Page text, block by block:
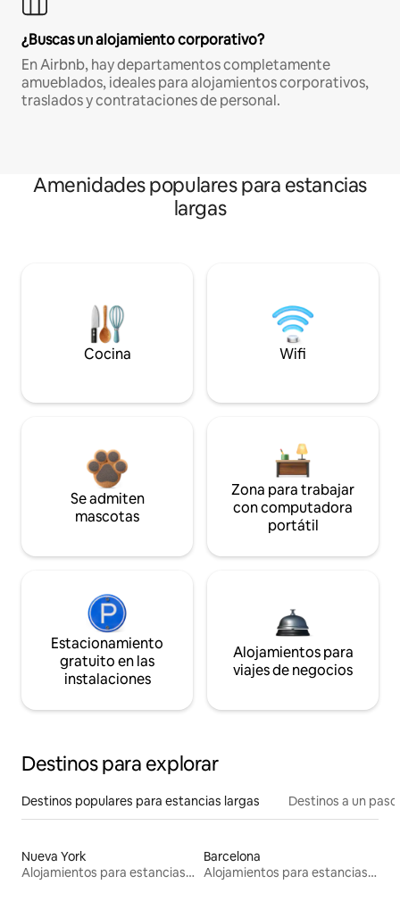
¿Buscas un alojamiento corporativo?
En Airbnb, hay departamentos completamente
amueblados, ideales para alojamientos corporativos,
traslados y contrataciones de personal.
Amenidades populares para estancias
largas
Cocina Wifi
Se admiten
mascotas
Zona para trabajar
con computadora
portátil
Estacionamiento
gratuito en las
instalaciones
Alojamientos para
viajes de negocios
Destinos para explorar
Destinos populares para estancias largas Destinos a un
Nueva York
Alojamientos para estancias largas
Barcelona
Alojamientos para estancias largas